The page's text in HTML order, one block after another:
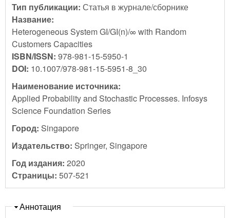
Тип публикации: Статья в журнале/сборнике
Название:
Heterogeneous System GI/GI(n)/∞ with Random
Customers Capacities
ISBN/ISSN: 978-981-15-5950-1
DOI: 10.1007/978-981-15-5951-8_30
Наименование источника:
Applied Probability and Stochastic Processes. Infosys
Science Foundation Series
Город: Singapore
Издательство: Springer, Singapore
Год издания: 2020
Страницы: 507-521
Скрыть
Аннотация